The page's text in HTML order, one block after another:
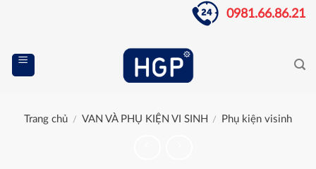
0981.66.86.21
Trang chủ / VAN VÀ PHỤ KIỆN VI SINH / Phụ kiện visinh